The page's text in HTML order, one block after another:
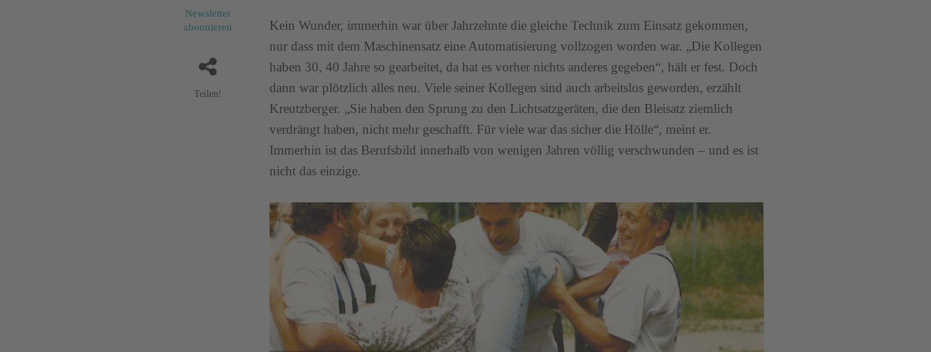
Newsletter
abonnieren
Teilen!
Kein Wunder, immerhin war über Jahrzehnte die gleiche Technik zum Einsatz gekommen,
nur dass mit dem Maschinensatz eine Automatisierung vollzogen worden war. „Die Kollegen
haben 30, 40 Jahre so gearbeitet, da hat es vorher nichts anderes gegeben“, hält er fest. Doch
dann war plötzlich alles neu. Viele seiner Kollegen sind auch arbeitslos geworden, erzählt
Kreutzberger. „Sie haben den Sprung zu den Lichtsatzgeräten, die den Bleisatz ziemlich
verdrängt haben, nicht mehr geschafft. Für viele war das sicher die Hölle“, meint er.
Immerhin ist das Berufsbild innerhalb von wenigen Jahren völlig verschwunden – und es ist
nicht das einzige.